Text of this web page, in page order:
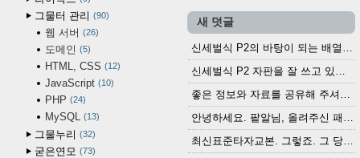
그물터 관리 90
웹 서버 26
도메인 5
HTML, CSS 12
JavaScript 10
PHP 24
MySQL 13
그물누리 32
굳은연모 73
새 덧글
최신표준타자교본. 그렇죠. 그 당시에 최신 표준...